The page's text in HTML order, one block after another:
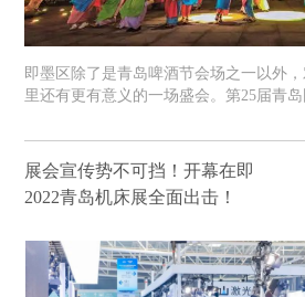
即墨区除了是青岛啤酒节会场之一以外
里还有更有意义的一场盛会。第25届青岛
展会宣传势不可挡！开幕在即
2022青岛机床展全面出击！